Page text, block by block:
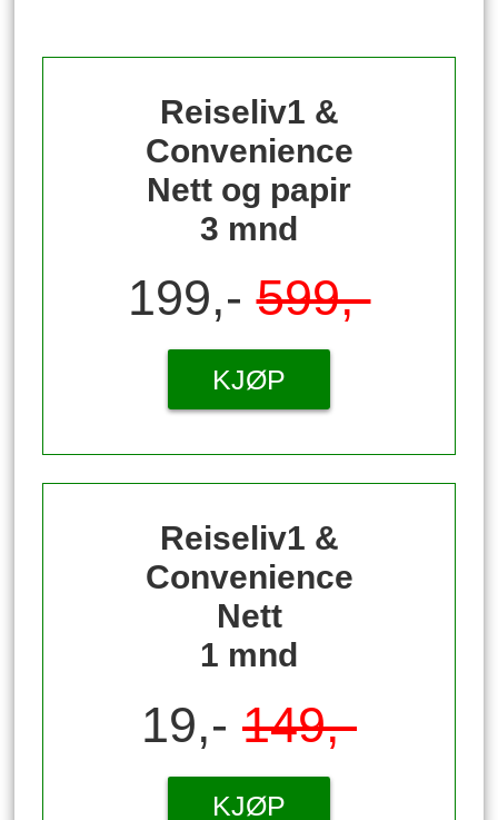
Reiseliv1 &
Convenience
Nett og papir
3 mnd
199,-599,-
KJØP
Reiseliv1 &
Convenience
Nett
1 mnd
19,- 149,-
KJØP